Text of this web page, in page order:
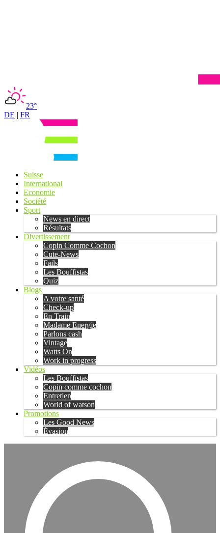
23°
DE | FR
Suisse
International
Economie
Société
Sport
News en direct
Résultats
Divertissement
Copin Comme Cochon
Cute-News
Fails
Les Bouffistas
Quiz
Blogs
A votre santé
Check-up
En Train
Madame Energie
Parlons cash
Vintage
Watts On
Work in progress
Vidéos
Les Bouffistas
Copin comme cochon
Entretien
World of watson
Promotions
Les Good News
Évasion